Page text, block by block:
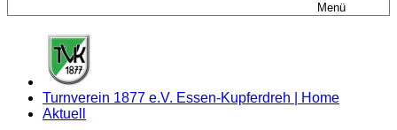
Menü
Turnverein 1877 e.V. Essen-Kupferdreh | Home
Aktuell